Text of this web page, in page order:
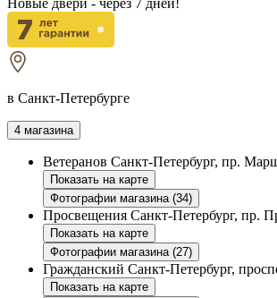
Новые двери - через 7 дней!
в Санкт-Петербурге
4 магазина
Ветеранов Санкт-Петербург, пр.
Показать на карте
Фотографии магазина (34)
Просвещения Санкт-Петербург, пр.
Показать на карте
Фотографии магазина (27)
Гражданский Санкт-Петербург,
Показать на карте